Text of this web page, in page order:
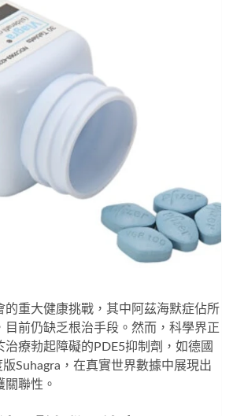
的重大健康挑戰，其中阿茲海默症佔所
目前仍缺乏根治手段。然而，科學界正
療勃起障礙的PDE5抑制劑，如德國
版Suhagra ，在真實世界數據中展現出
關聯性。